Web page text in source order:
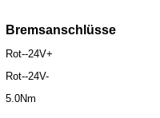
Bremsanschlüsse
Rot--24V+
Rot--24V-
5.0Nm